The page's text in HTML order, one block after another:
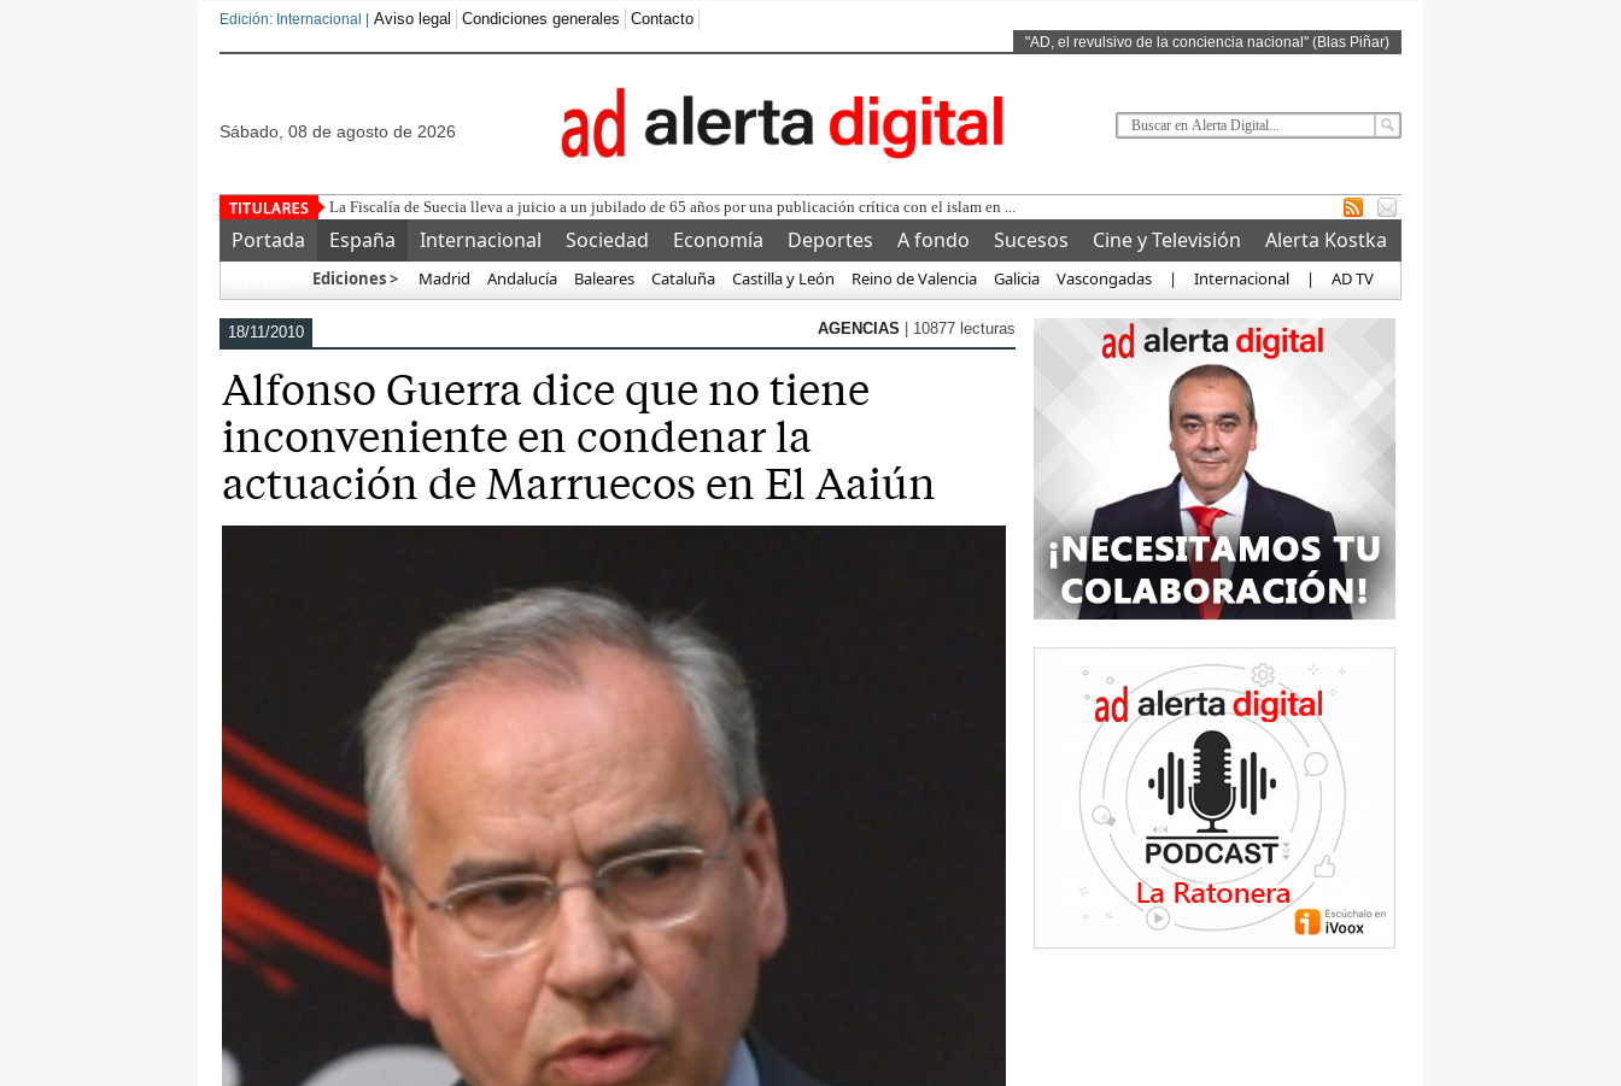
Edición: Internacional | Aviso legal Condiciones generales Contacto
"AD, el revulsivo de la conciencia nacional" (Blas Piñar)
sábado, 08 de agosto de 2026
La Fiscalía de Suecia lleva a juicio a un jubilado de 65 años por una publicación crítica con el islam en ...
Portada España Internacional Sociedad Economía Deportes A fondo Sucesos Cine y Televisión
Alerta Kostka
Ediciones > Madrid Andalucía Baleares Cataluña Castilla y León Reino de Valencia Galicia Vascongadas | Internacional | AD TV
18/11/2010 AGENCIAS | 10877 lecturas
Alfonso Guerra dice que no tiene
inconveniente en condenar la
actuación de Marruecos en El Aaiún